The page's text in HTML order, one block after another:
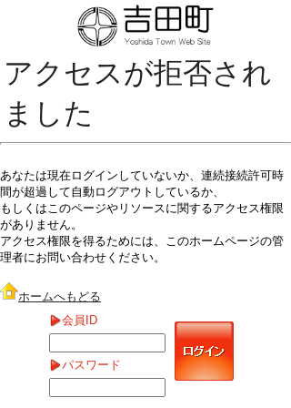
アクセスが拒否され
ました
あなたは現在ログインしていないか、連続接続許可時
間が超過して自動ログアウトしているか、
もしくはこのページやリソースに関するアクセス権限
がありません。
アクセス権限を得るためには、このホームページの管
理者にお問い合わせください。
ホームへもどる
会員ID
パスワード